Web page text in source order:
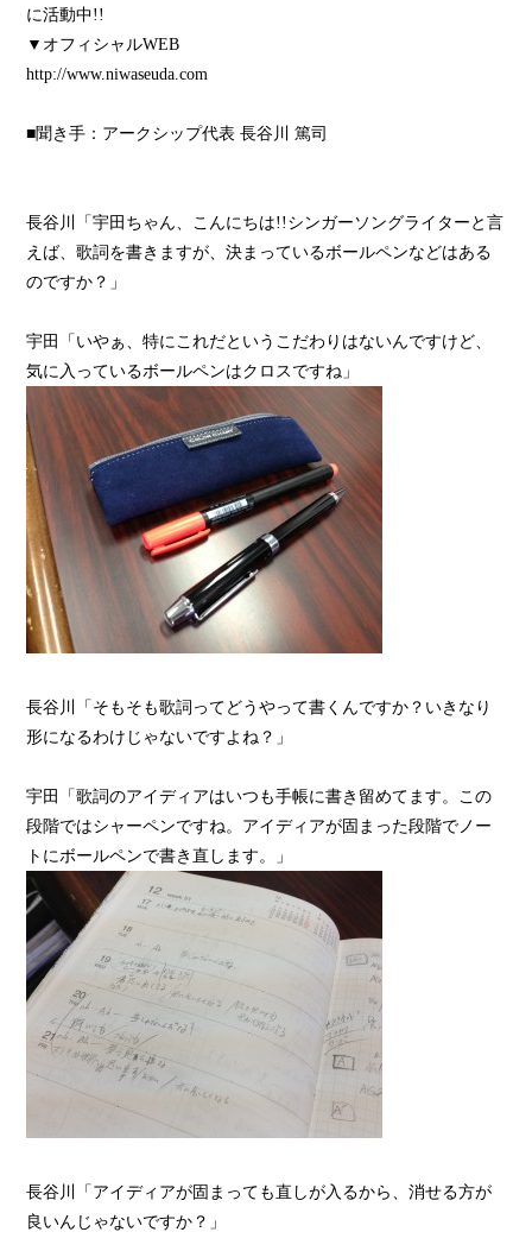
に活動中!!
▼オフィシャルWEB
http://www.niwaseuda.com
■聞き手：アークシップ代表 長谷川 篤司
長谷川「宇田ちゃん、こんにちは!!シンガーソングライターと言
えば、歌詞を書きますが、決まっているボールペンなどはある
のですか？」
宇田「いやぁ、特にこれだというこだわりはないんですけど、
気に入っているボールペンはクロスですね」
長谷川「そもそも歌詞ってどうやって書くんですか？いきなり
形になるわけじゃないですよね？」
宇田「歌詞のアイディアはいつも手帳に書き留めてます。この
段階ではシャーペンですね。アイディアが固まった段階でノー
トにボールペンで書き直します。」
長谷川「アイディアが固まっても直しが入るから、消せる方が
良いんじゃないですか？」